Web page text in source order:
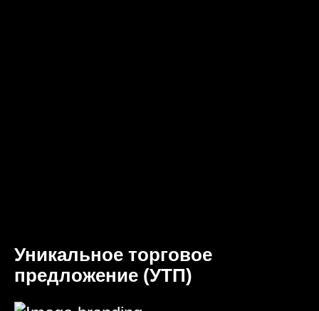
Уникальное торговое
предложение (УТП)